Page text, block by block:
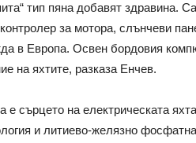
тип пяна добавят здравина.
за мотора, слънчеви
в Европа. Освен бордовия
на яхтите, разказа Енчев.
е сърцето на електрическата
и литиево-желязно